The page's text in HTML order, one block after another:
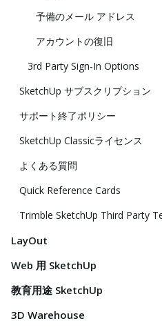
予備のメール アドレス
アカウントの復旧
3rd Party Sign-In Options
SketchUp サブスクリプション
サポート終了ポリシー
SketchUp Classicライセンス
よくある質問
Quick Reference Cards
Trimble SketchUp Third Party
LayOut
Web 用 SketchUp
教育用途 SketchUp
3D Warehouse